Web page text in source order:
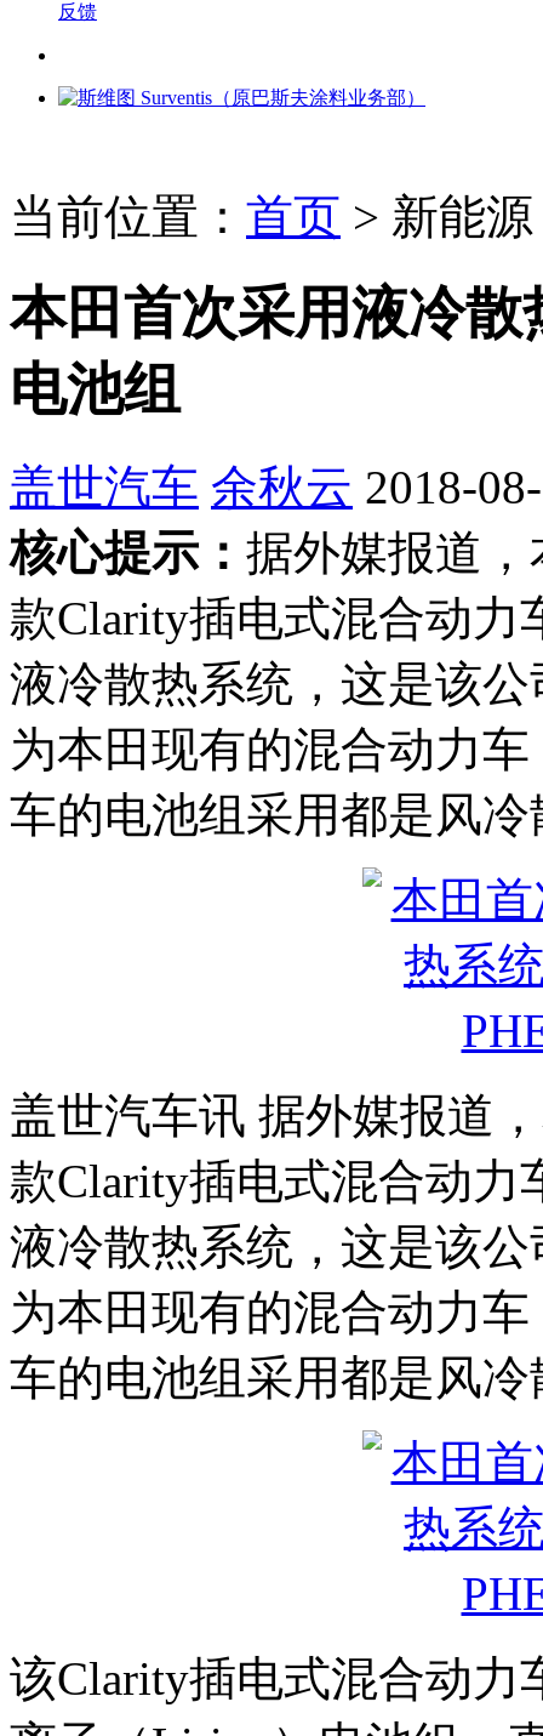
反馈
当前位置： 首页 > 新能源
本田首次采用液冷
电池组
盖世汽车 余秋云 2018-
核心提示： 据外媒报道
款Clarity插电式混合动力
液冷散热系统，这是该
为本田现有的混合动力
车的电池组采用都是风
盖世汽车讯 据外媒报道
款Clarity插电式混合动力
液冷散热系统，这是该
为本田现有的混合动力
车的电池组采用都是风
该Clarity插电式混合动力